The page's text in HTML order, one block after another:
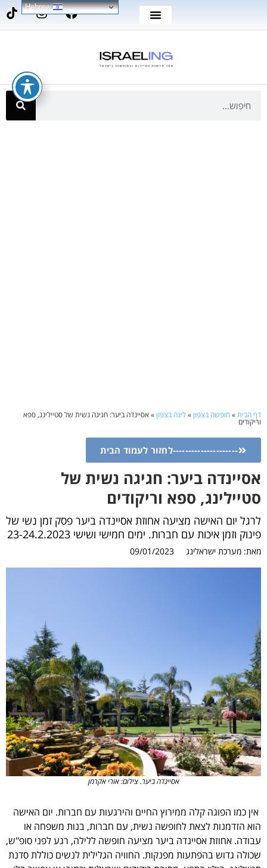
דף הבית»חופשה בצפון»לינה בצפון» אסיינדה ביער: חגיגה נשית של סטיילינג, ספא
וריקודים
---------------------לחזור לעמוד הבית
אסיינדה ביער: חגיגה נשית של
סטיילינג, ספא וריקודים
לרגל יום האישה מציעה אחוזת אסיינדה ביער פסק זמן נשי של
פינוק וזמן איכות עם חברות. ימים חמישי ושישי 23-24.2.2023
מאת: מערכת ישראלינג 09/01/2023
אסיינדה ביער. צילום: אורי אקרמן
אין כמו הפוגה קלה ממירוץ החיים והירגעות עם חברות. יום האישה
הוא הזדמנות לצאת לחופשה נשית, עם חברות, בנות משפחה או
עבודה. אחוזת אסיינדה ביער מציעה חופשה ללילה, רגע לפני סופ"ש,
שכולה גדוש בהפתעות מפנקות. החוויה הגלילית לנשים כוללת סדנת
Hebrew